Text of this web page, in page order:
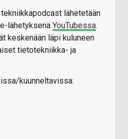
lähetetään
lähetyksenä YouTubessa.
keskenään läpi kuluneen
tietotekniikka- ja
kuunneltavissa: